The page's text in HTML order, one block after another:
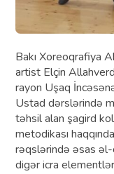
Bakı Xoreoqrafiya
artist Elçin
rayon Uşaq
Ustad dərslərində
təhsil alan şagird
metodikası
rəqslərində əsas
digər icra